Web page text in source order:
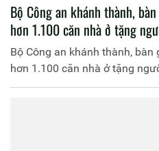
Bộ Công an khánh thành,
hơn 1.100 căn nhà ở tặng
Bộ Công an khánh thành,
hơn 1.100 căn nhà ở tặng